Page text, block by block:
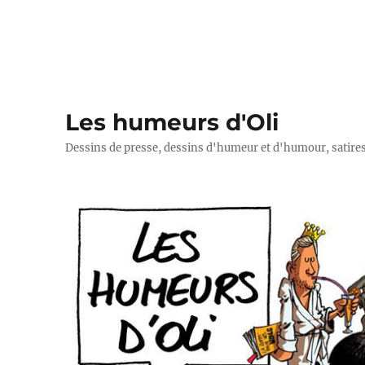
Les humeurs d'Oli
Dessins de presse, dessins d'humeur et d'humour,